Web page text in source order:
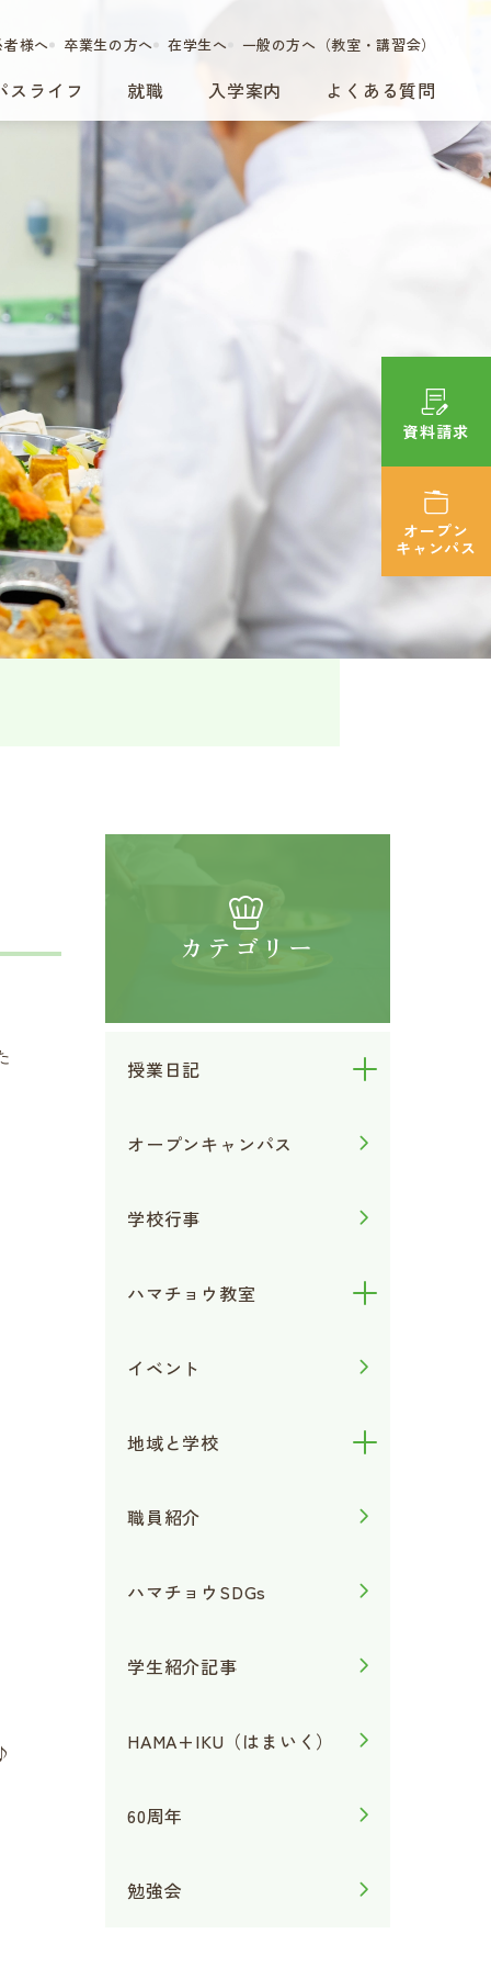
スライフ 就職 入学案内 よくある質問
者様へ 卒業生の方へ 在学生へ 一般の方へ（教室・講習会）
カテゴリー
授業日記
オープンキャンパス
学校行事
ハマチョウ教室
イベント
地域と学校
職員紹介
ハマチョウSDGs
学生紹介記事
HAMA+IKU（はまいく）
60周年
勉強会
資料請求
オープン
キャンパス